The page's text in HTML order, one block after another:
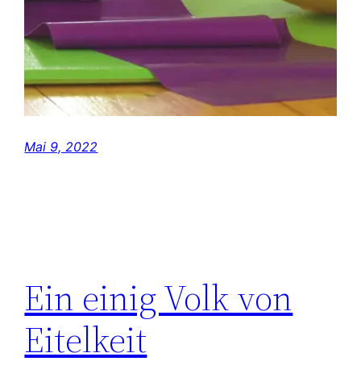
Mai 9, 2022
Ein einig Volk von
Eitelkeit